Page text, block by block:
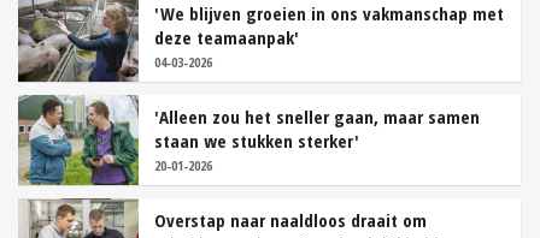
'We blijven groeien in ons vakmanschap met
deze teamaanpak'
04-03-2026
'Alleen zou het sneller gaan, maar samen
staan we stukken sterker'
20-01-2026
Overstap naar naaldloos draait om